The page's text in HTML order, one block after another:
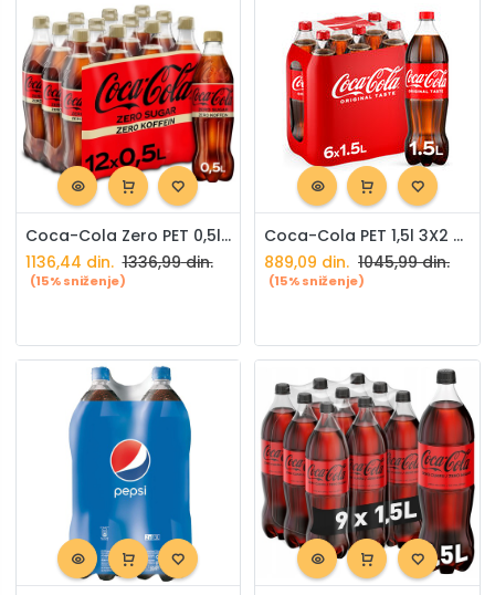
Coca-Cola Zero PET 0,5l X12 paket
1136,44 din. 1336,99din.
(15% sniženje)
Coca-Cola PET 1,5l 3X2 paket
889,09 din. 1045,99din.
(15% sniženje)